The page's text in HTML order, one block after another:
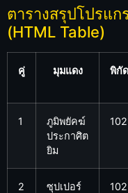
ตารางสรุปโปรแ
(HTML Table)
คู่ มุมแดง พิกัด
1
ภูมิพยัคฆ์
ประกาศิต
ยิม
102
2
ซุปเปอร์
102